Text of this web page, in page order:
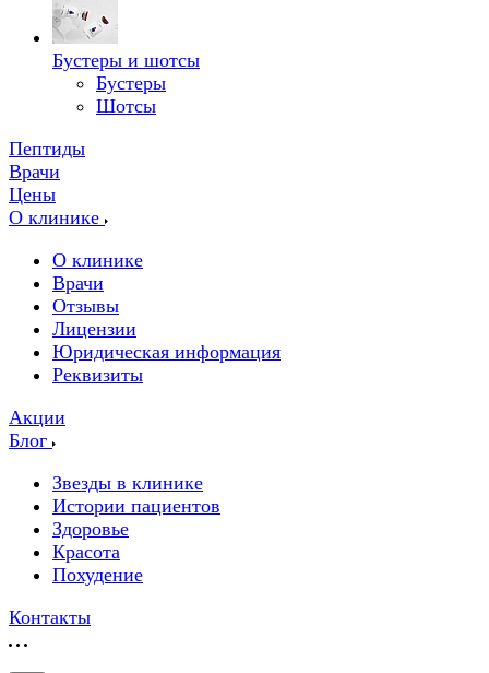
Бустеры и шотсы
Бустеры
Шотсы
Пептиды
Врачи
Цены
О клинике
О клинике
Врачи
Отзывы
Лицензии
Юридическая информация
Реквизиты
Акции
Блог
Звезды в клинике
Истории пациентов
Здоровье
Красота
Похудение
Контакты